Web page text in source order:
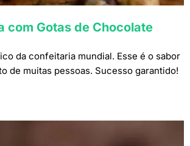
com Gotas de Chocolate
da confeitaria mundial. Esse é o sabor
de muitas pessoas. Sucesso garantido!